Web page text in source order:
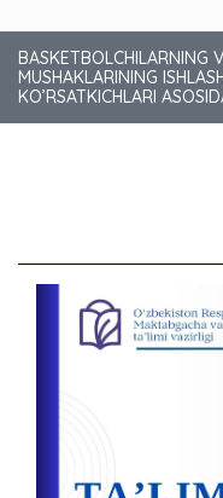
BASKETBOLCHILARNING
MUSHAKLARINING
KO’RSATKICHLARI